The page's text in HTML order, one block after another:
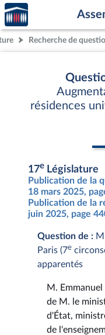
Aller au contenu
Aller en bas de la page
Accèder
à la
page
d'accueilRecherche de
résidences
17e Législature
Publication de la
18 mars 2025,
Publication de la
juin 2025, page
Question de :
Paris (7e
apparentés
M.
de M. le
d'État,
de